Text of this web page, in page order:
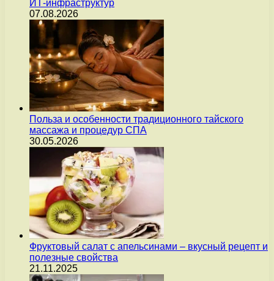
ИТ-инфраструктур
07.08.2026
Польза и особенности традиционного тайского
массажа и процедур СПА
30.05.2026
Фруктовый салат с апельсинами – вкусный рецепт и
полезные свойства
21.11.2025